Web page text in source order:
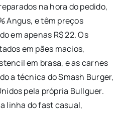
na hora do pedido,
Angus, e têm preços
em apenas R$ 22. Os
em pães macios,
em brasa, e as carnes
a técnica do Smash Burger,
pela própria Bullguer.
linha do fast casual,